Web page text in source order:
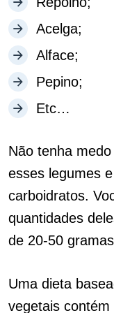
Acelga;
Alface;
Pepino;
Etc…
Não tenha
esses legumes
carboidratos.
quantidades
de 20-50
Uma dieta
vegetais